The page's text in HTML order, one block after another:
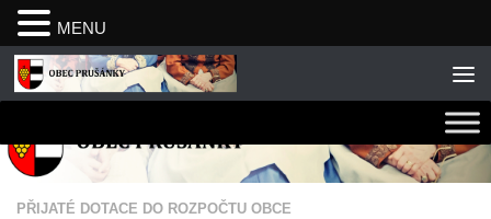
Skip to content
PŘIJATÉ DOTACE DO ROZPOČTU OBCE
MENU